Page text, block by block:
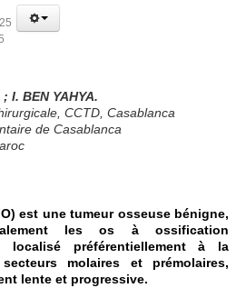
I. BEN YAHYA.
CCTD, Casablanca
de Casablanca
est une tumeur osseuse bénigne,
les os à ossification
localisé préférentiellement à la
molaires et prémolaires,
lente et progressive.